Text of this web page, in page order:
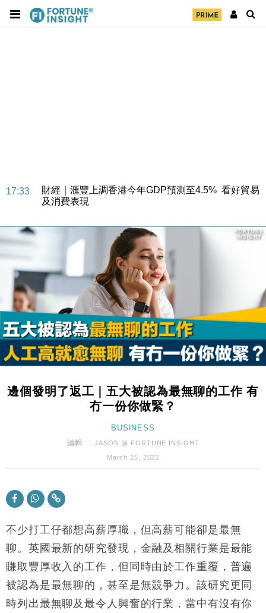
17:33
財經｜滙豐上調香港今年GDP預測至4.5% 看好貿易
及消費表現
財經｜日經失守6.5萬點後回穩 全周仍升近2%
15:47
財經｜恒隆10月換帥 玩具「反」斗城亞洲CEO蔡德
粦接任
15:11
財經｜韓股反覆波動收跌 連挫7周創逾3年最長跌勢
13:44
財經｜內地7月美元計價出口增近24%勝預期 貿易順
差達1125億美元
12:44
財經｜日本春季三度入市撐日圓 4月單日斥6.28萬億
11:12
國際｜特朗普料美伊戰事快結束 承認部分彈藥庫存緊
財經｜SA售股自救後再出手 斥4億美元押注未上市公
財經｜華僑銀行上半年淨利創新高 中期息增15%至
47仙
17:33
及消費表現
損失近6900萬元
16:05
財經｜日經失守6.5萬點後回穩 全周仍升近2%
15:47
粦接任
15:11
財經｜韓股反覆波動收跌 連挫7周創逾3年最長跌勢
邊個發明了返工｜五大被認為最無聊的工作 有
冇一份你做緊？
BUSINESS
編輯 ：JASON @ FORTUNE INSIGHT
March 25, 2022
不少打工仔都想高薪厚職，但高薪可能卻是最無
聊。英國最新的研究發現，金融及相關行業是最能
賺取豐厚收入的工作，但同時由於工作重覆，普遍
被認為是最無聊的，甚至是無競爭力。該研究更同
時列出最無聊及最令人興奮的行業，當中有沒有你